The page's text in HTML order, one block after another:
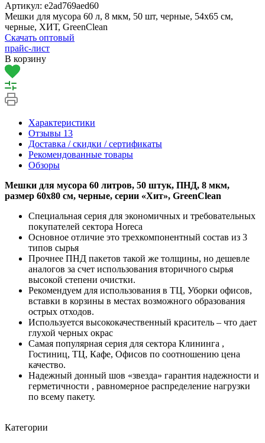
Артикул: e2ad769aed60
Мешки для мусора 60 л, 8 мкм, 50 шт, черные, 54х65 см,
черные, ХИТ, GreenClean
Скачать оптовый
прайс-лист
В корзину
Характеристики
Отзывы 13
Доставка / скидки / сертификаты
Рекомендованные товары
Обзоры
Мешки для мусора 60 литров, 50 штук, ПНД, 8 мкм,
размер 60х80 см, черные, серии «Хит», GreenClean
Специальная серия для экономичных и требовательных
покупателей сектора Horecа
Основное отличие это трехкомпонентный состав из 3
типов сырья
Прочнее ПНД пакетов такой же толщины, но дешевле
аналогов за счет использования вторичного сырья
высокой степени очистки.
Рекомендуем для использования в ТЦ, Уборки офисов,
вставки в корзины в местах возможного образования
острых отходов.
Используется высококачественный краситель – что дает
глухой черных окрас
Самая популярная серия для сектора Клининга ,
Гостиниц, ТЦ, Кафе, Офисов по соотношению цена
качество.
Надежный донный шов «звезда» гарантия надежности и
герметичности , равномерное распределение нагрузки
по всему пакету.
Категории